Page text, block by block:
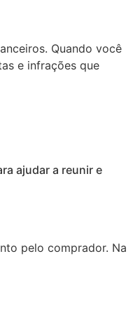
Quando você
e infrações que
ajudar a reunir e
pelo comprador. Na